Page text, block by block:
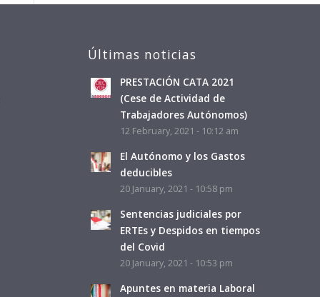
Últimas noticias
PRESTACIÓN CATA 2021
(Cese de Actividad de
Trabajadores Autónomos)
12 February, 2021 - 10:12 am
El Autónomo y los Gastos
deducibles
20 January, 2021 - 10:58 pm
Sentencias judiciales por
ERTEs y Despidos en tiempos
del Covid
20 January, 2021 - 10:53 pm
Apuntes en materia Laboral